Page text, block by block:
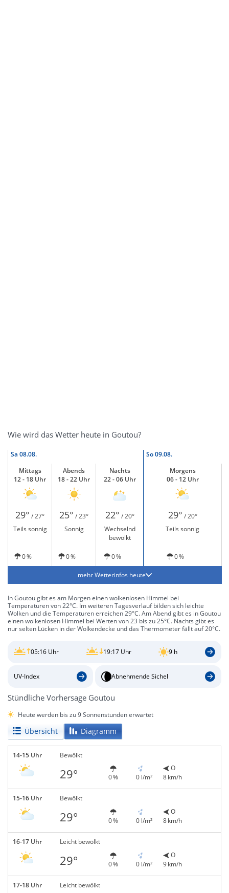
Wie wird das Wetter heute in Goutou?
Sa 08.08. So09.08.
Mittags
12 - 18 Uhr
Abends
18 - 22 Uhr
Nachts
22 - 06 Uhr
Morgens
06 - 12 Uhr
29° / 27° 25° / 23° 22° / 20° 29° / 20°
Teils sonnig
Sonnig
Wechselnd
bewölkt
Teils sonnig
0 % 0 % 0 % 0 %
mehr Wetterinfos heute
In Goutou gibt es am Morgen einen wolkenlosen Himmel bei
Temperaturen von 22°C. Im weiteren Tagesverlauf bilden sich leichte
Wolken und die Temperaturen erreichen 29°C. Am Abend gibt es in Goutou
einen wolkenlosen Himmel bei Werten von 23 bis zu 25°C. Nachts gibt es
nur selten Lücken in der Wolkendecke und das Thermometer fällt auf 20°C.
05:16 Uhr 19:17 Uhr 9 h
UV-Index Abnehmende Sichel
Stündliche Vorhersage Goutou
Heute werden bis zu 9 Sonnenstunden erwartet
Übersicht Diagramm
14-15 Uhr Bewölkt
29° 0 % 0 l/m²
O
8 km/h
15-16 Uhr Bewölkt
29° 0 % 0 l/m²
O
8 km/h
16-17 Uhr Leicht bewölkt
29° 0 % 0 l/m²
O
9 km/h
17-18 Uhr Leicht bewölkt